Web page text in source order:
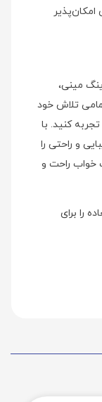
مینی،
تلاش خود
کنید. با
و راحتی را
خواب راحت و
را برای